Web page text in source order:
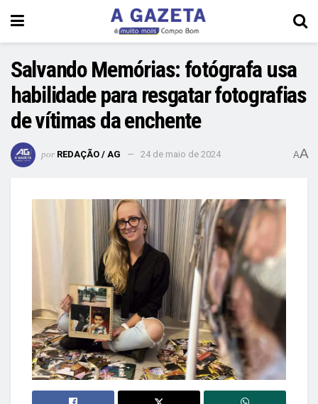
Salvando Memórias: fotógrafa usa
habilidade para resgatar fotografias
de vítimas da enchente
por REDAÇÃO / AG 24 de maio de 2024 AA